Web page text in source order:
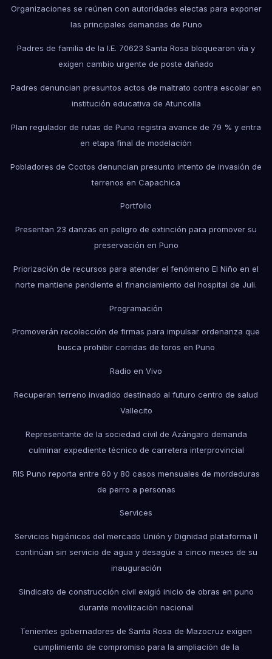
Organizaciones se reúnen con autoridades electas para exponer
las principales demandas de Puno
Padres de familia de la I.E. 70623 Santa Rosa bloquearon vía y
exigen cambio urgente de poste dañado
Padres denuncian presuntos actos de maltrato contra escolar en
institución educativa de Atuncolla
Plan regulador de rutas de Puno registra avance de 79 % y entra
en etapa final de modelación
Pobladores de Ccotos denuncian presunto intento de invasión de
terrenos en Capachica
Portfolio
Presentan 23 danzas en peligro de extinción para promover su
preservación en Puno
Priorización de recursos para atender el fenómeno El Niño en el
norte mantiene pendiente el financiamiento del hospital de Juli.
Programación
Promoverán recolección de firmas para impulsar ordenanza que
busca prohibir corridas de toros en Puno
Radio en Vivo
Recuperan terreno invadido destinado al futuro centro de salud
Vallecito
Representante de la sociedad civil de Azángaro demanda
culminar expediente técnico de carretera interprovincial
RIS Puno reporta entre 60 y 80 casos mensuales de mordeduras
de perro a personas
Services
Servicios higiénicos del mercado Unión y Dignidad plataforma II
continúan sin servicio de agua y desagüe a cinco meses de su
inauguración
Sindicato de construcción civil exigió inicio de obras en puno
durante movilización nacional
Tenientes gobernadores de Santa Rosa de Mazocruz exigen
cumplimiento de compromiso para la ampliación de la